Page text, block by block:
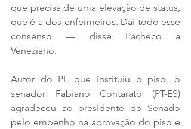
que precisa de uma elevação de status,
que é a dos enfermeiros. Daí todo esse
consenso — disse Pacheco a
Veneziano.
Autor do PL que instituiu o piso, o
senador Fabiano Contarato (PT-ES)
agradeceu ao presidente do Senado
pelo empenho na aprovação do piso e